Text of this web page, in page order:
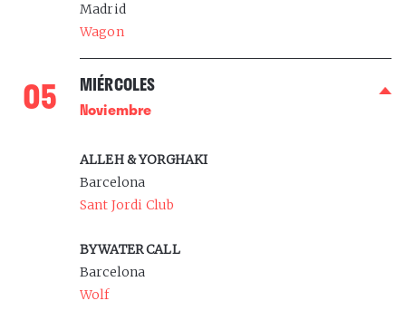
Madrid
Wagon
05 MIÉRCOLES
Noviembre
ALLEH & YORGHAKI
Barcelona
Sant Jordi Club
BYWATER CALL
Barcelona
Wolf